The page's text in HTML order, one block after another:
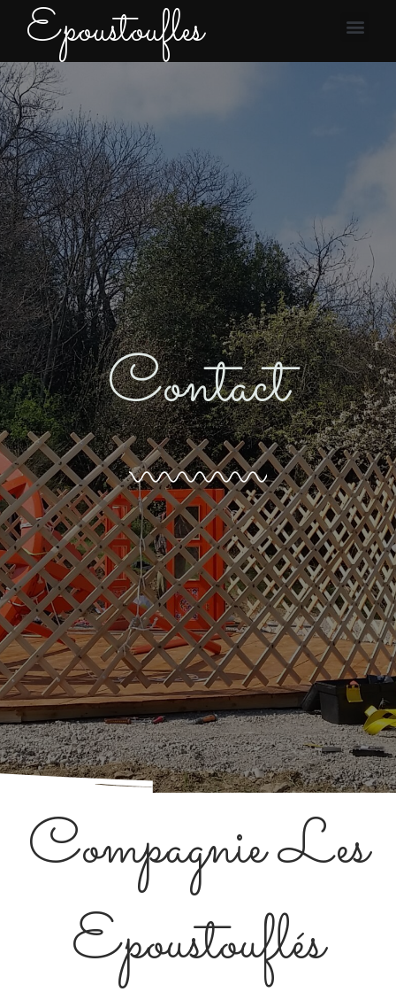
Epoustoufles
Contact
Compagnie Les
Epoustouflés